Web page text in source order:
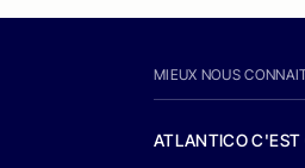
MIEUX NOUS
ATLANTICO C'EST